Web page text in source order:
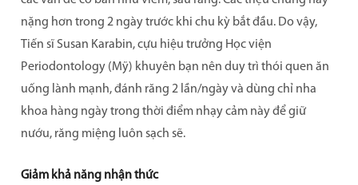
nặng hơn trong 2 ngày trước khi chu kỳ bắt đầu. Do vậy,
Tiến sĩ Susan Karabin, cựu hiệu trưởng Học viện
Periodontology (Mỹ) khuyên bạn nên duy trì thói quen ăn
uống lành mạnh, đánh răng 2 lần/ngày và dùng chỉ nha
khoa hàng ngày trong thời điểm nhạy cảm này để giữ
nướu, răng miệng luôn sạch sẽ.
Giảm khả năng nhận thức